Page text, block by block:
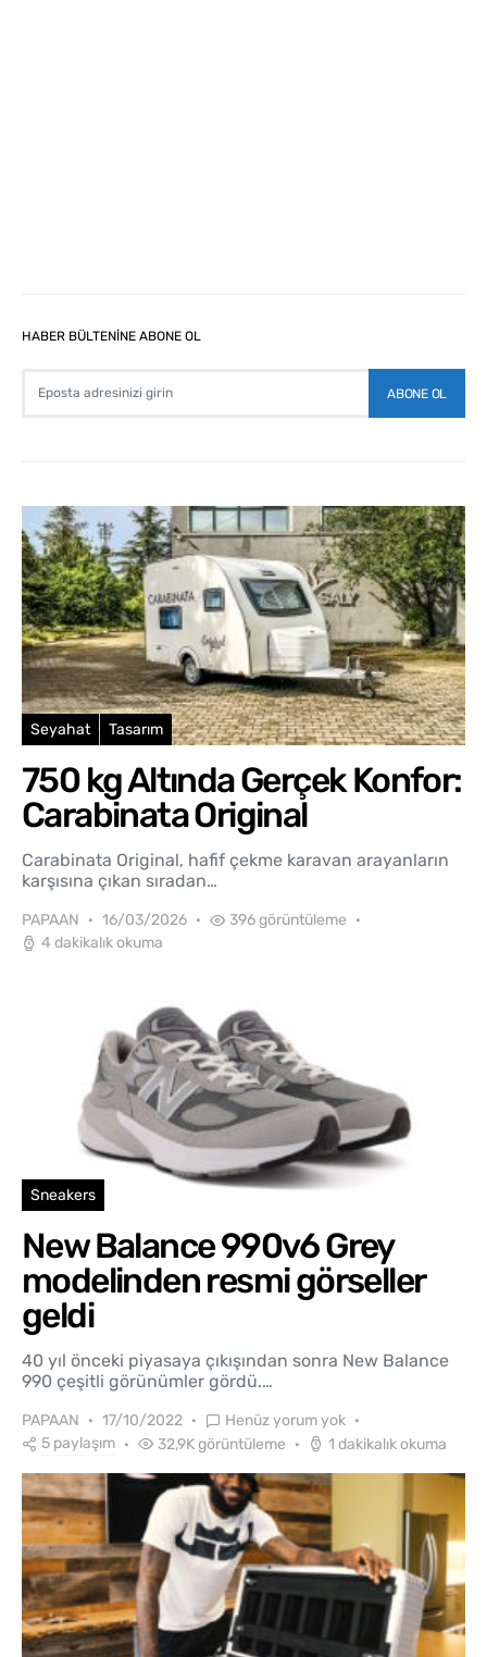
HABER BÜLTENİNE ABONE OL
ABONE OL
Seyahat Tasarım
750 kg Altında Gerçek Konfor:
Carabinata Original
Carabinata Original, hafif çekme karavan arayanların
karşısına çıkan sıradan…
PAPAAN 16/03/2026
396 görüntüleme
4 dakikalık okuma
Sneakers
New Balance 990v6 Grey
modelinden resmi görseller
geldi
40 yıl önceki piyasaya çıkışından sonra New Balance
990 çeşitli görünümler gördü.…
PAPAAN 17/10/2022
Henüz yorum yok
5 paylaşım
32,9K görüntüleme 1 dakikalık okuma